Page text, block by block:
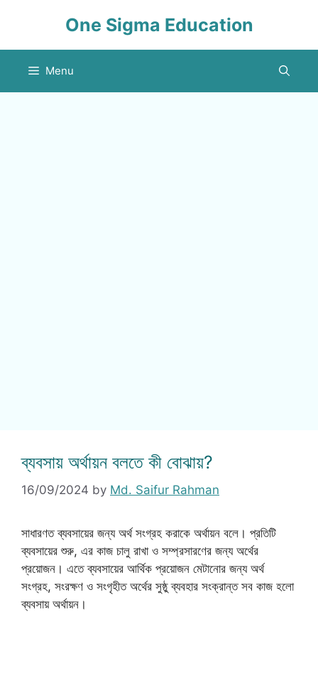
One Sigma Education
Menu
ব্যবসায় অর্থায়ন বলতে কী বোঝায়?
16/09/2024 by Md. Saifur Rahman
সাধারণত ব্যবসায়ের জন্য অর্থ সংগ্রহ করাকে অর্থায়ন বলে। প্রতিটি
ব্যবসায়ের শুরু, এর কাজ চালু রাখা ও সম্প্রসারণের জন্য অর্থের
প্রয়োজন। এতে ব্যবসায়ের আর্থিক প্রয়োজন মেটানোর জন্য অর্থ
সংগ্রহ, সংরক্ষণ ও সংগৃহীত অর্থের সুষ্ঠু ব্যবহার সংক্রান্ত সব কাজ হলো
ব্যবসায় অর্থায়ন।